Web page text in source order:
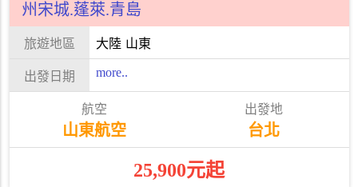
州宋城.蓬萊.青島
大陸 山東
more..
山東航空 台北
25,900元起